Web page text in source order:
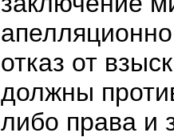
отказ от
должны
либо права и